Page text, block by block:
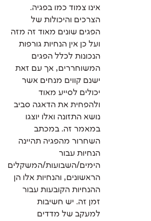
אינו צמוד כמו בפגיה.
הצרכים והיכולות של
הפגים שונים מאוד זה מזה
ועל כן אין הנחיות גורפות
הנכונות לכלל הפגים
המשוחררים, אך עם זאת
ישנם קווים מנחים אשר
יכולים לסייע מאוד
ולהפחית את הדאגה סביב
נושא התזונה ואלו יוצגו
במאמר זה. במכתב
השחרור מהפגיה תהיינה
הנחיות עבור
הימים/השבועות/המשקלים
הראשונים, והנחיות אלו הן
ההנחיות הקובעות עבור
זמן זה. יש חשיבות
למעקב של מדדים